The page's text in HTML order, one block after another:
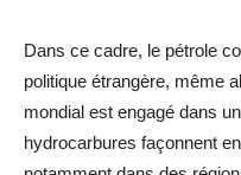
Dans ce cadre, le pétrole
politique étrangère, même
mondial est engagé dans
hydrocarbures façonnent